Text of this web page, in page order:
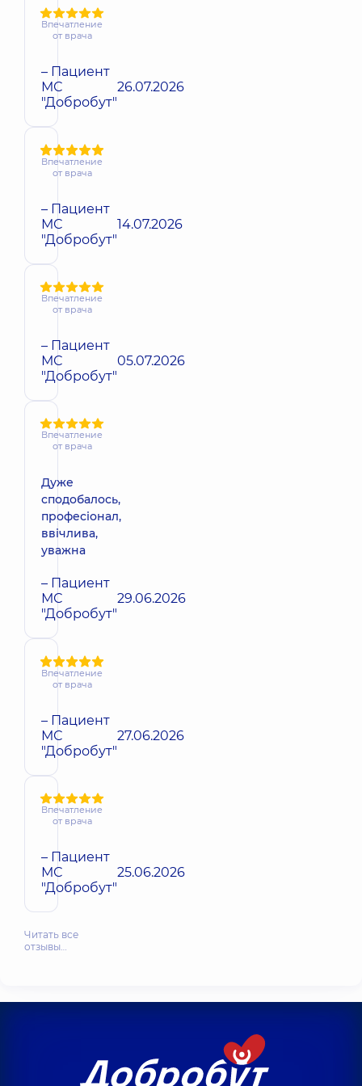
Впечатление
от врача
– Пациент
МС
"Добробут"
26.07.2026
Впечатление
от врача
– Пациент
МС
"Добробут"
14.07.2026
Впечатление
от врача
– Пациент
МС
"Добробут"
05.07.2026
Впечатление
от врача
Дуже
сподобалось,
професіонал,
ввічлива,
уважна
– Пациент
МС
"Добробут"
29.06.2026
Впечатление
от врача
– Пациент
МС
"Добробут"
27.06.2026
Впечатление
от врача
– Пациент
МС
"Добробут"
25.06.2026
Читать все
отзывы…